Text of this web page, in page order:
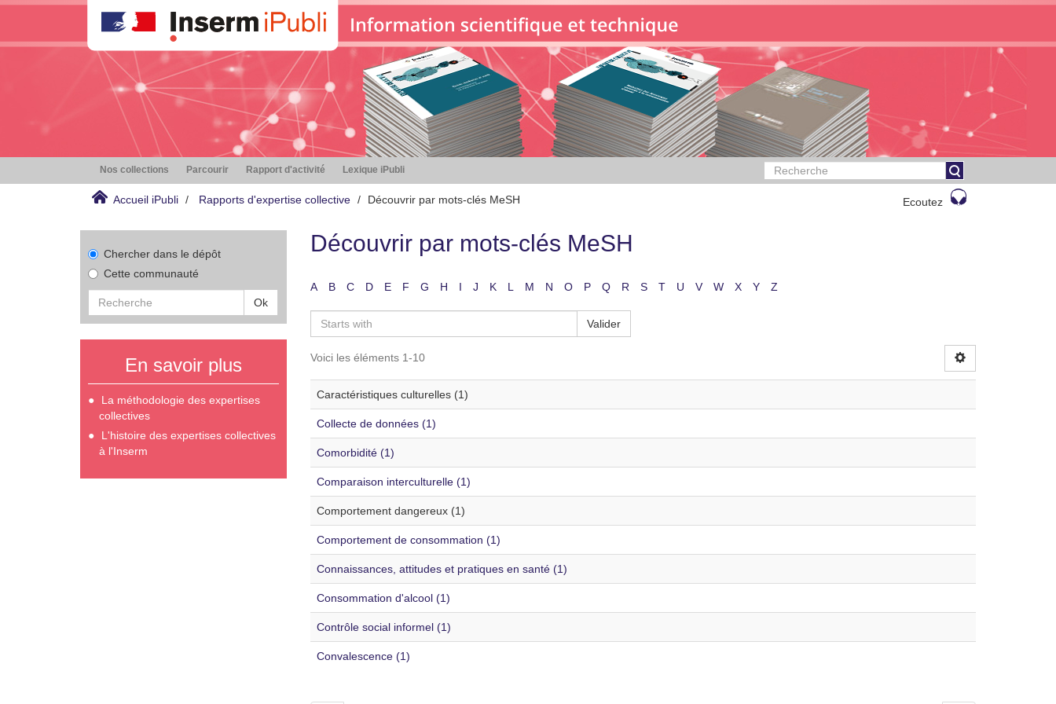
Nos collections Parcourir Rapport d'activité Lexique iPubli
Accueil iPubli Rapports d'expertise collective Découvrir par mots-clés MeSH Ecoutez
Chercher dans le dépôt
Cette communauté
Ok
En savoir plus
La méthodologie des expertises
collectives
L'histoire des expertises collectives
à l'Inserm
Découvrir par mots-clés MeSH
A B C D E F G H I J K L M N O P Q R S T U V W X Y Z
Valider
Voici les éléments 1-10
Caractéristiques culturelles (1)
Collecte de données (1)
Comorbidité (1)
Comparaison interculturelle (1)
Comportement dangereux (1)
Comportement de consommation (1)
Connaissances, attitudes et pratiques en santé (1)
Consommation d'alcool (1)
Contrôle social informel (1)
Convalescence (1)